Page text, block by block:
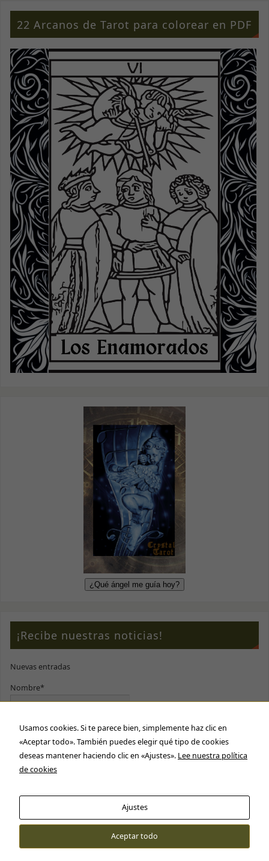
22 Arcanos de Tarot para colorear en PDF
¡Recibe nuestras noticias!
Nuevas entradas
Nombre*
E-mail*
Por favor, acepta nuestra
Usamos cookies. Si te parece bien, simplemente haz clic en
«Aceptar todo». También puedes elegir qué tipo de cookies
deseas mantener haciendo clic en «Ajustes». Lee nuestra política
de cookies
Ajustes
Aceptar todo